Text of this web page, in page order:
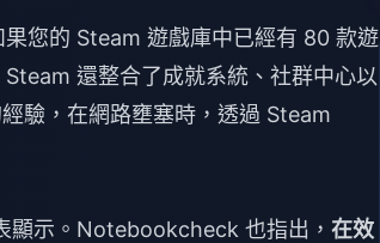
果您的 Steam 遊戲庫中已經有 80 款遊
還整合了成就系統、社群中心以
驗，在網路壅塞時，透過 Steam
顯示。Notebookcheck 也指出， 在效